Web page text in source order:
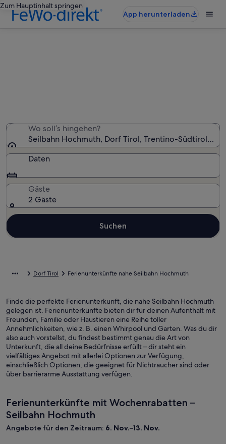
Zum Hauptinhalt springen
App herunterladen
Wo soll’s hingehen?
Seilbahn Hochmuth, Dorf Tirol, Trentino-Südtirol,
Daten
Gäste
2 Gäste
Suchen
Dorf Tirol Ferienunterkünfte nahe Seilbahn Hochmuth
Finde die perfekte Ferienunterkunft, die nahe Seilbahn Hochmuth
gelegen ist. Ferienunterkünfte bieten dir für deinen Aufenthalt mit
Freunden, Familie oder Haustieren eine Reihe toller
Annehmlichkeiten, wie z. B. einen Whirpool und Garten. Was du dir
also auch vorstellst, du findest bestimmt genau die Art von
Unterkunft, die all deine Bedürfnisse erfüllt – dir steht ein
vielfältiges Angebot mit allerlei Optionen zur Verfügung,
einschließlich Optionen, die geeignet für Nichtraucher sind oder
über barrierarme Ausstattung verfügen.
Ferienunterkünfte mit Wochenrabatten –
Seilbahn Hochmuth
Angebote für den Zeitraum: 6. Nov.–13. Nov.